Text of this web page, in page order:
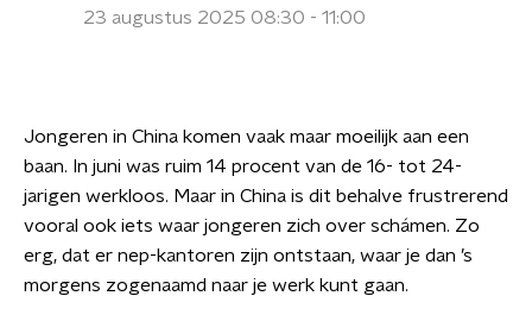
23 augustus 2025 08:30 - 11:00
Jongeren in China komen vaak maar moeilijk aan een
baan. In juni was ruim 14 procent van de 16- tot 24-
jarigen werkloos. Maar in China is dit behalve frustrerend
vooral ook iets waar jongeren zich over schámen. Zo
erg, dat er nep-kantoren zijn ontstaan, waar je dan ’s
morgens zogenaamd naar je werk kunt gaan.